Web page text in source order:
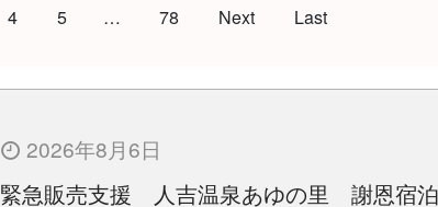
4 5 … 78 Next
Last
2026年8月6日
緊急販売支援 人吉温泉あゆの里 謝恩宿泊